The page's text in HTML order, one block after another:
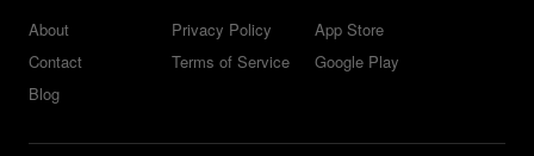
About
Contact
Blog
Privacy Policy
Terms of Service
App Store
Google Play